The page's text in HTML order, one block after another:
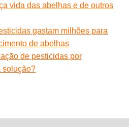
vida das abelhas e de outros
gastam milhões para
de abelhas
de pesticidas por
solução?